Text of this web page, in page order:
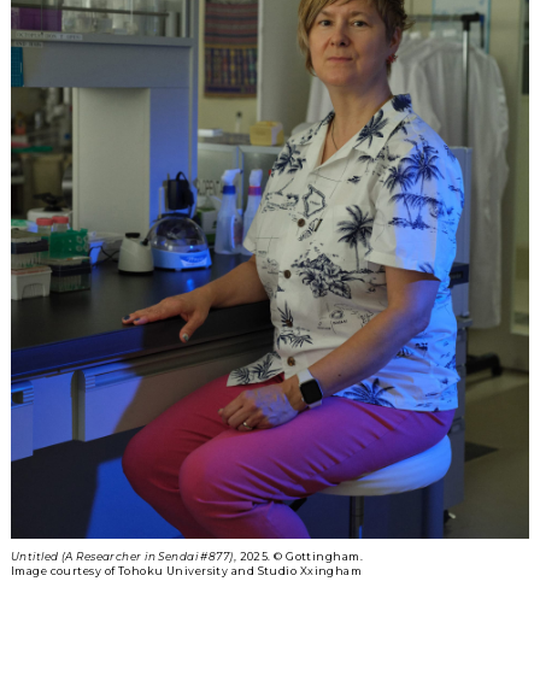
Untitled (A Researcher in Sendai #877), 2025. ©︎ Gottingham.
Image courtesy of Tohoku University and Studio Xxingham